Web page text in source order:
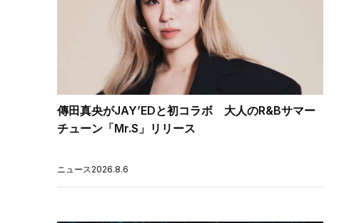
傳田真央がJAY’EDと初コラボ 大人のR&Bサマー
チューン「Mr.S」リリース
ニュース 2026.8.6